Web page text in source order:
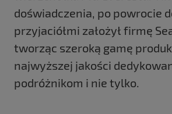
doświadczenia, po powrocie
przyjaciółmi założył firmę
tworząc szeroką gamę
najwyższej jakości
podróżnikom i nie tylko.